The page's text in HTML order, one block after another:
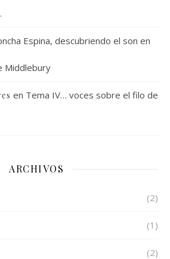
Espina, descubriendo el son en
Middlebury
en Tema IV… voces sobre el filo de
ARCHIVOS
(2)
(1)
(2)